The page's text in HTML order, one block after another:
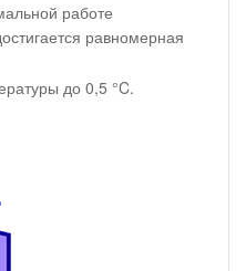
работе
равномерная
до 0,5 °C.